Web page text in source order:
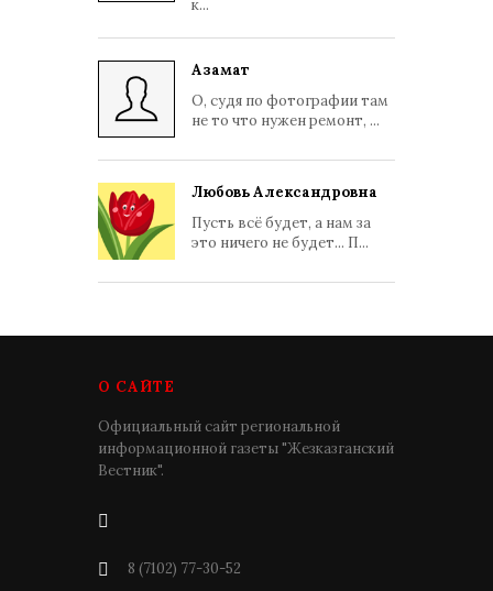
к...
Азамат
О, судя по фотографии там
не то что нужен ремонт, ...
Любовь Александровна
Пусть всё будет, а нам за
это ничего не будет... П...
О САЙТЕ
Официальный сайт региональной
информационной газеты "Жезказганский
Вестник".
8 (7102) 77-30-52